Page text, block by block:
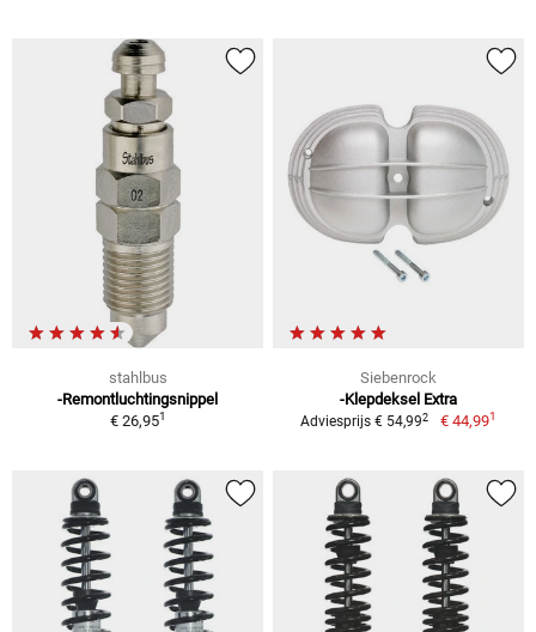
stahlbus
-Remontluchtingsnippel
€ 26,951
Siebenrock
-Klepdeksel Extra
Adviesprijs € 54,992 € 44,991